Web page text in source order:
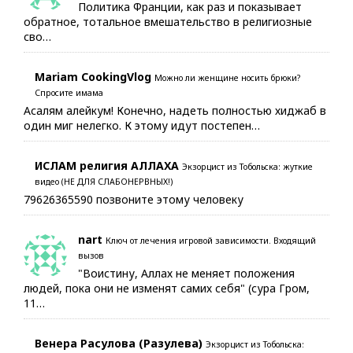
Политика Франции, как раз и показывает
обратное, тотальное вмешательство в религиозные
сво…
Mariam CookingVlog Можно ли женщине носить брюки?
Спросите имама
Асалям алейкум! Конечно, надеть полностью хиджаб в
один миг нелегко. К этому идут постепен…
ИСЛАМ религия АЛЛАХА Экзорцист из Тобольска: жуткие
видео (НЕ ДЛЯ СЛАБОНЕРВНЫХ!)
79626365590 позвоните этому человеку
nart Ключ от лечения игровой зависимости. Входящий
вызов
"Воистину, Аллах не меняет положения
людей, пока они не изменят самих себя" (сура Гром,
11…
Венера Расулова (Разулева) Экзорцист из Тобольска: